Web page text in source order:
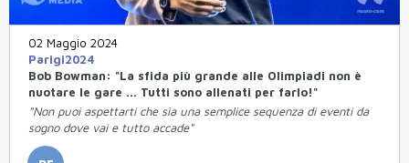
02 Maggio 2024
Parigi2024
Bob Bowman: "La sfida più grande alle Olimpiadi non è
nuotare le gare ... Tutti sono allenati per farlo!"
"Non puoi aspettarti che sia una semplice sequenza di eventi da
sogno dove vai e tutto accade"